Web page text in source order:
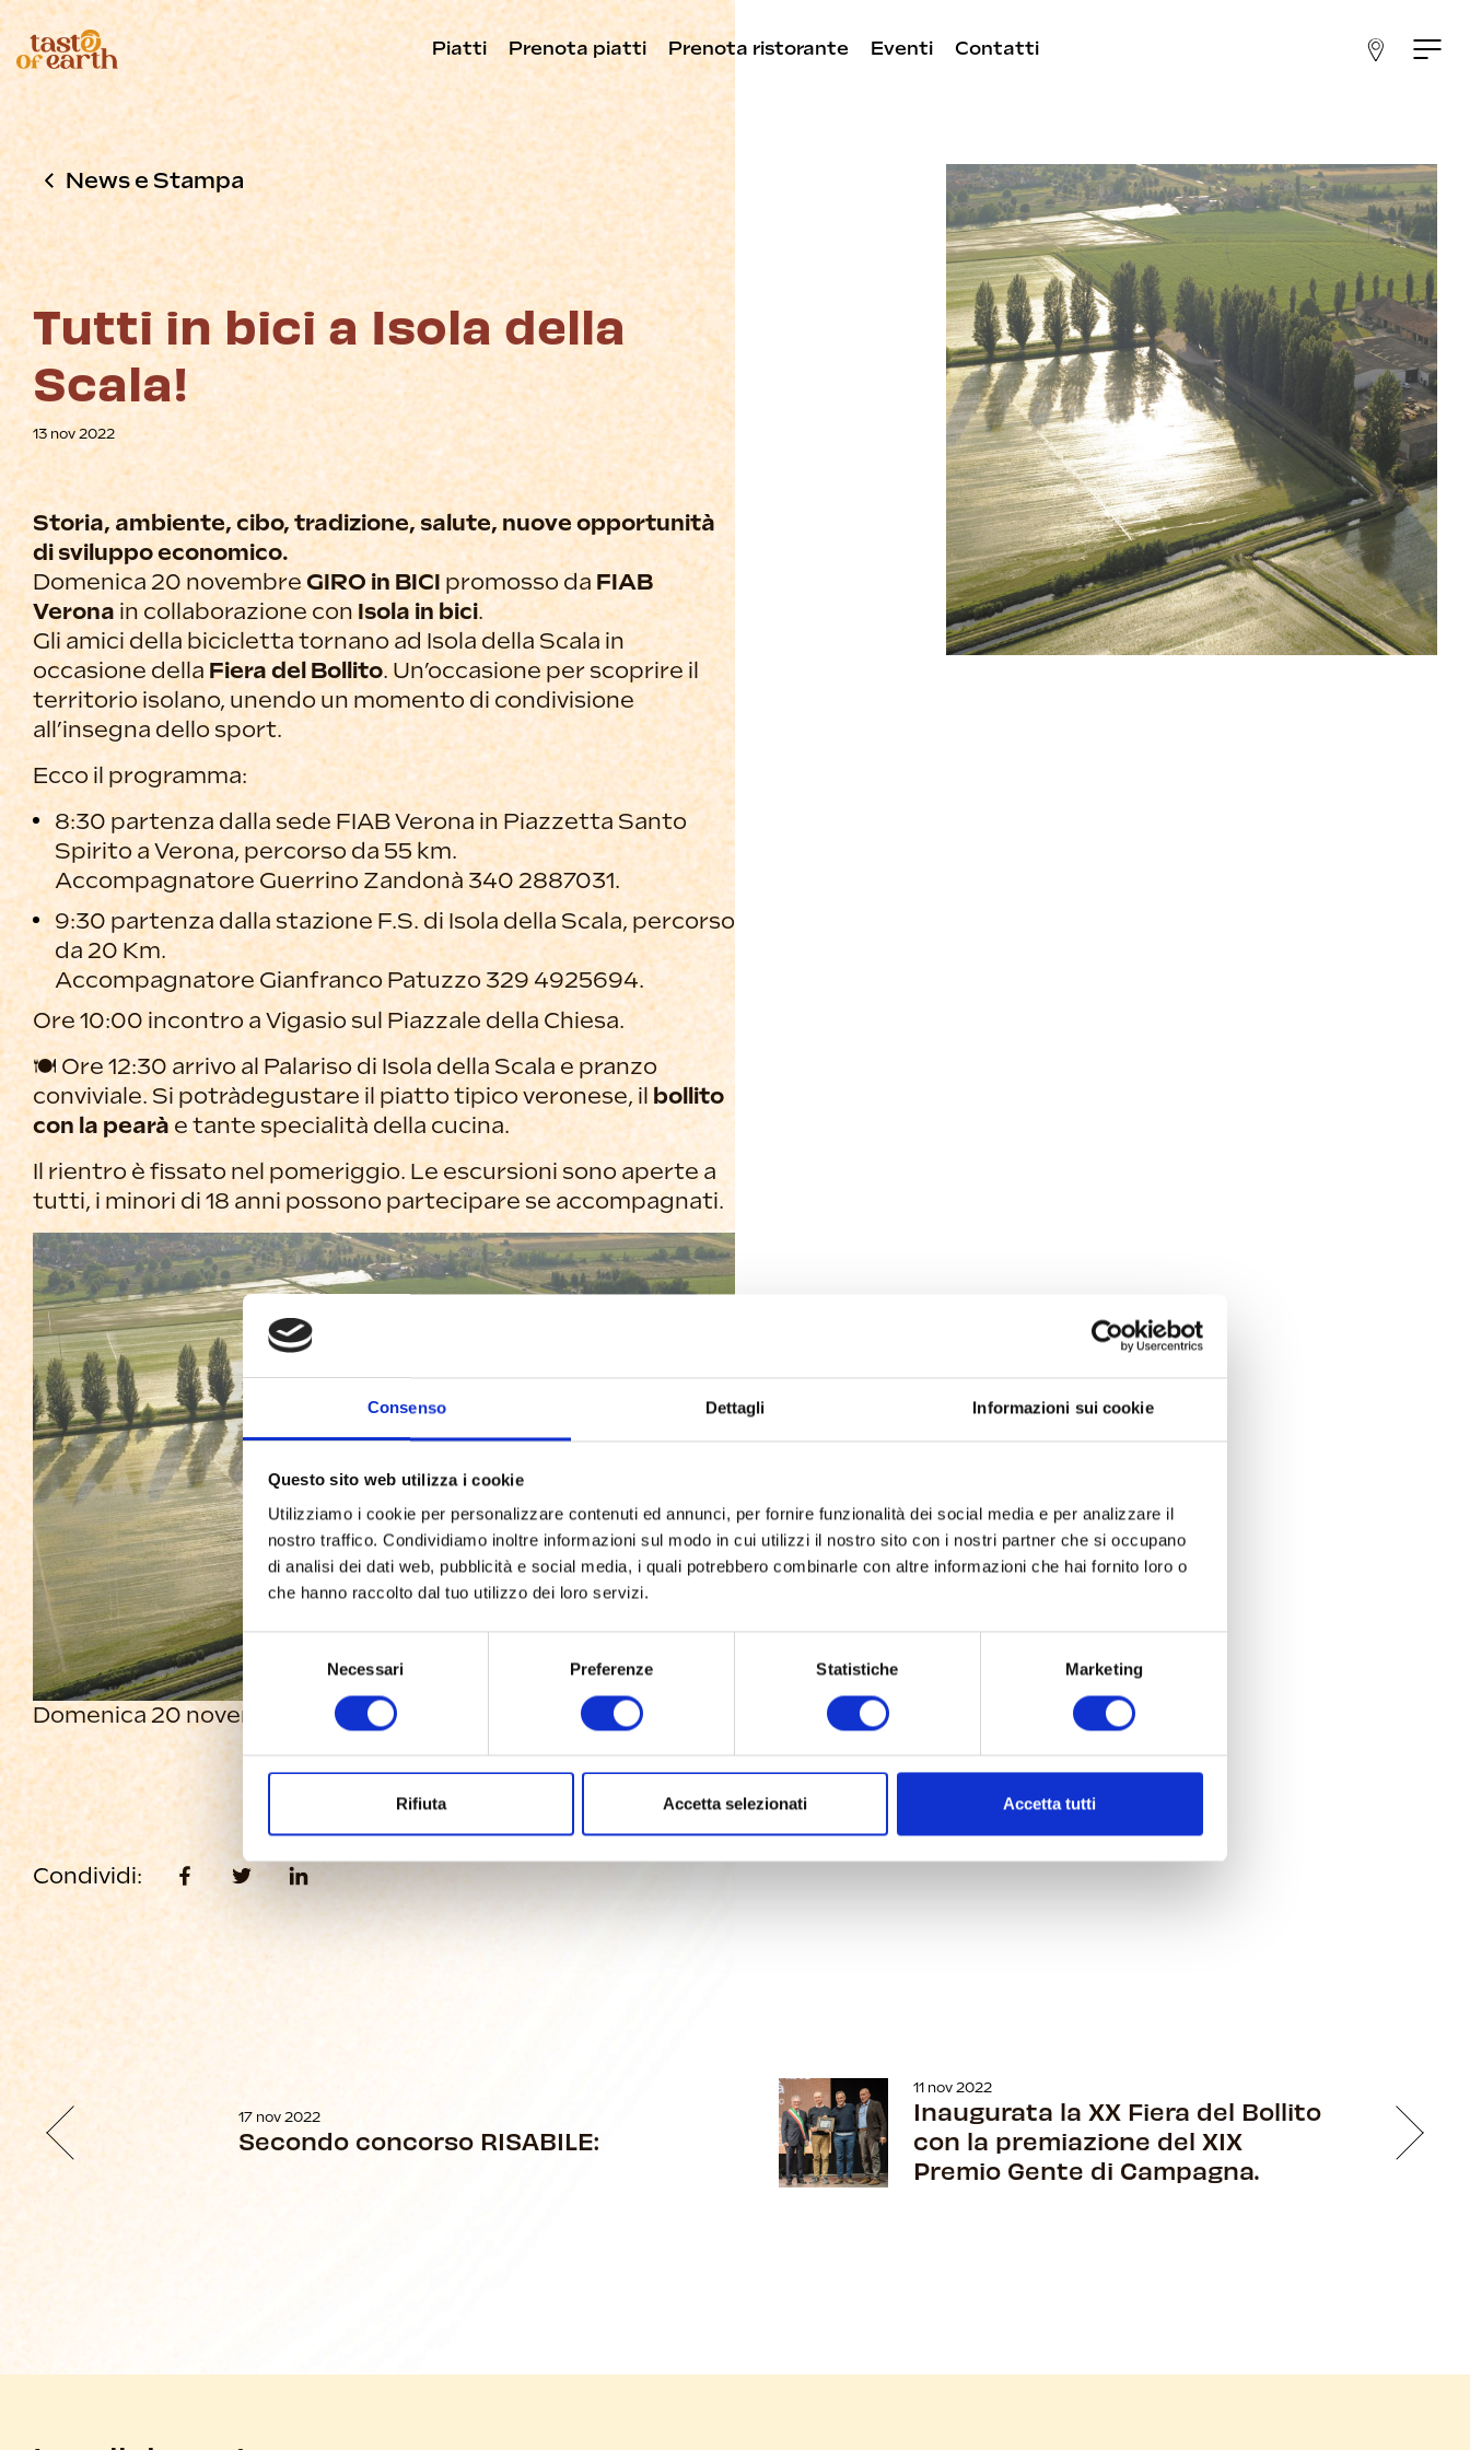
Consenso Dettagli Informazioni sui cookie
Questo sito web utilizza i cookie
Utilizziamo i cookie per personalizzare contenuti ed annunci, per fornire funzionalità dei social media e per analizzare il
nostro traffico. Condividiamo inoltre informazioni sul modo in cui utilizzi il nostro sito con i nostri partner che si occupano
di analisi dei dati web, pubblicità e social media, i quali potrebbero combinarle con altre informazioni che hai fornito loro o
che hanno raccolto dal tuo utilizzo dei loro servizi.
Selezione
del
consenso
Necessari Preferenze Statistiche Marketing
Rifiuta Accetta selezionati Accetta tutti
Piatti Prenota piatti Prenota ristorante Eventi Contatti
News e Stampa
Tutti in bici a Isola della
Scala!
13 nov 2022
Storia, ambiente, cibo, tradizione, salute, nuove opportunità
di sviluppo economico.
Domenica 20 novembreGIRO in BICI promosso da FIAB
Verona in collaborazione conIsola in bici.
Gli amici della bicicletta tornano ad Isola della Scala in
occasione della Fiera del Bollito. Un’occasione per scoprire il
territorio isolano, unendo un momento di condivisione
all’insegna dello sport.
Ecco il programma:
8:30 partenza dalla sede FIAB Verona in Piazzetta Santo
Spirito a Verona, percorso da 55 km.
Accompagnatore Guerrino Zandonà 340 2887031.
9:30 partenza dalla stazione F.S. di Isola della Scala, percorso
da 20 Km.
Accompagnatore Gianfranco Patuzzo 329 4925694.
Ore 10:00 incontro a Vigasio sul Piazzale della Chiesa.
🍽 Ore 12:30 arrivo al Palariso di Isola della Scala e pranzo
conviviale. Si potràdegustare il piatto tipico veronese, ilbollito
con la pearà e tante specialità della cucina.
Il rientro è fissato nel pomeriggio. Le escursioni sono aperte a
tutti, i minori di 18 anni possono partecipare se accompagnati.
Domenica 20 novembre tutti in bici a Isola della Scala
Condividi:
17 nov 2022
Secondo concorso RISABILE:
11 nov 2022
Inaugurata la XX Fiera del Bollito
con la premiazione del XIX
Premio Gente di Campagna.